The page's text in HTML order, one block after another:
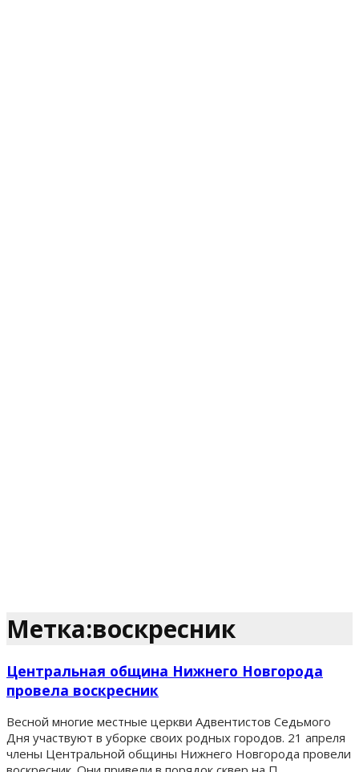
Метка:воскресник
Центральная община Нижнего Новгорода
провела воскресник
Весной многие местные церкви Адвентистов Седьмого
Дня участвуют в уборке своих родных городов. 21 апреля
члены Центральной общины Нижнего Новгорода провели